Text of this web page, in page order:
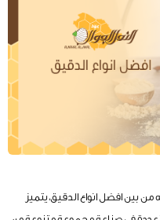
بين افضل انواع الدقيق، يتميز